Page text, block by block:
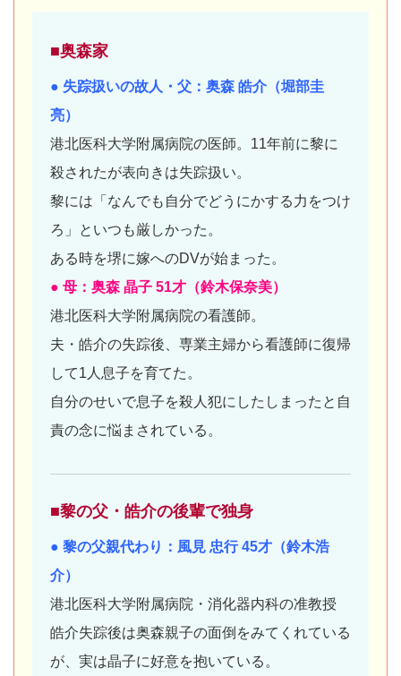
■奥森家
● 失踪扱いの故人・父：奥森 皓介（堀部圭
亮）
港北医科大学附属病院の医師。11年前に黎に
殺されたが表向きは失踪扱い。
黎には「なんでも自分でどうにかする力をつけ
ろ」といつも厳しかった。
ある時を堺に嫁へのDVが始まった。
● 母：奥森 晶子 51才（鈴木保奈美）
港北医科大学附属病院の看護師。
夫・皓介の失踪後、専業主婦から看護師に復帰
して1人息子を育てた。
自分のせいで息子を殺人犯にしたしまったと自
責の念に悩まされている。
■黎の父・皓介の後輩で独身
● 黎の父親代わり：風見 忠行 45才（鈴木浩
介）
港北医科大学附属病院・消化器内科の准教授
皓介失踪後は奥森親子の面倒をみてくれている
が、実は晶子に好意を抱いている。